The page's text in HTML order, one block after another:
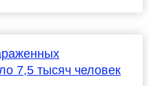
7,5 тысяч человек